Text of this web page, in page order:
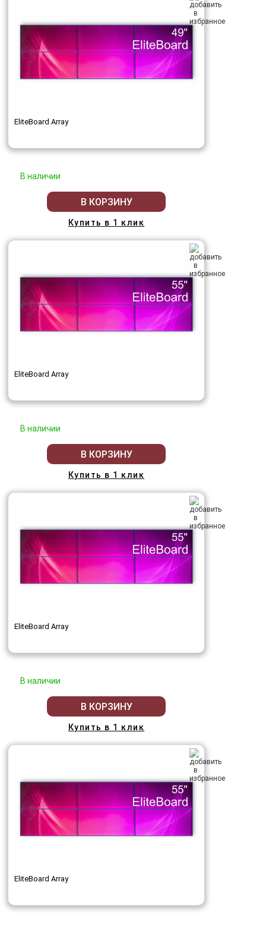
EliteBoard Array
В наличии
В КОРЗИНУ
Купить в 1 клик
EliteBoard Array
В наличии
В КОРЗИНУ
Купить в 1 клик
EliteBoard Array
В наличии
В КОРЗИНУ
Купить в 1 клик
EliteBoard Array